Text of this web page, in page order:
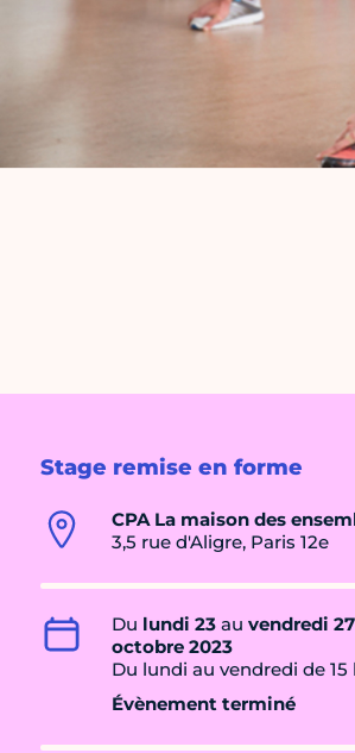
Stage remise en forme
CPA La maison des
3,5 rue d'Aligre, Paris 12e
Du lundi 23 au vendredi 27
octobre 2023
Du lundi au vendredi de 15
Évènement terminé